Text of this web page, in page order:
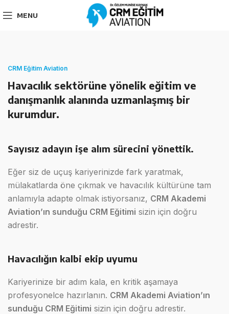
MENU
CRM Eğitim Aviation
Havacılık sektörüne yönelik eğitim ve
danışmanlık alanında uzmanlaşmış bir
kurumdur.
Sayısız adayın işe alım sürecini yönettik.
Eğer siz de uçuş kariyerinizde fark yaratmak,
mülakatlarda öne çıkmak ve havacılık kültürüne tam
anlamıyla adapte olmak istiyorsanız, CRM Akademi
Aviation’ın sunduğu CRM Eğitimi sizin için doğru
adrestir.
Havacılığın kalbi ekip uyumu
Kariyerinize bir adım kala, en kritik aşamaya
profesyonelce hazırlanın. CRM Akademi Aviation’ın
sunduğu CRM Eğitimi sizin için doğru adrestir.